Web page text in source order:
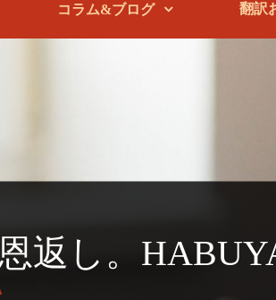
コラム&ブログ 翻訳
返し。